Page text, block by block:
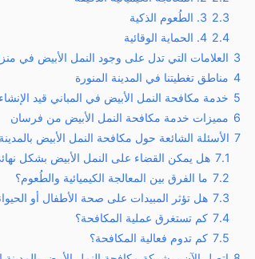
2.3 3. الطُعوم الذكية
2.4 4. الحماية الوقائية
3 العلامات التي تدل على وجود النمل الأبيض في
4 مناطق تغطيتنا في المدينة المنورة
5 خدمة مكافحة النمل الأبيض في المباني قيد الإنشاء
6 مميزات خدمة مكافحة النمل الأبيض من فرسان
7 الأسئلة الشائعة حول مكافحة النمل الأبيض
7.1 هل يمكن القضاء على النمل الأبيض بشكل
7.2 ما الفرق بين المعالجة الكيميائية والطُعوم؟
7.3 هل تؤثر المبيدات على صحة الأطفال أو
7.4 كم تستغرق عملية المكافحة؟
7.5 كم تدوم فعالية المكافحة؟